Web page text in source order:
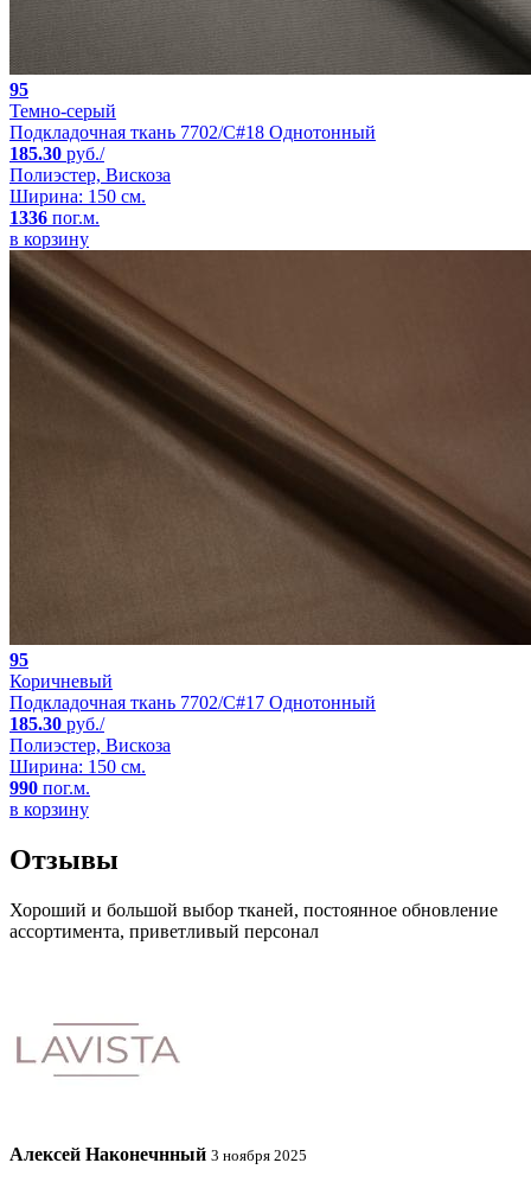
95
Темно-серый
Подкладочная ткань 7702/C#18 Однотонный
185.30 руб./
Полиэстер, Вискоза
Ширина: 150 см.
1336 пог.м.
в корзину
95
Коричневый
Подкладочная ткань 7702/C#17 Однотонный
185.30 руб./
Полиэстер, Вискоза
Ширина: 150 см.
990 пог.м.
в корзину
Отзывы
Хороший и большой выбор тканей, постоянное обновление
ассортимента, приветливый персонал
Алексей Наконечнный 3 ноября 2025